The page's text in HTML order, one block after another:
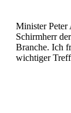
Minister Peter
Schirmherr
Branche. Ich
wichtiger